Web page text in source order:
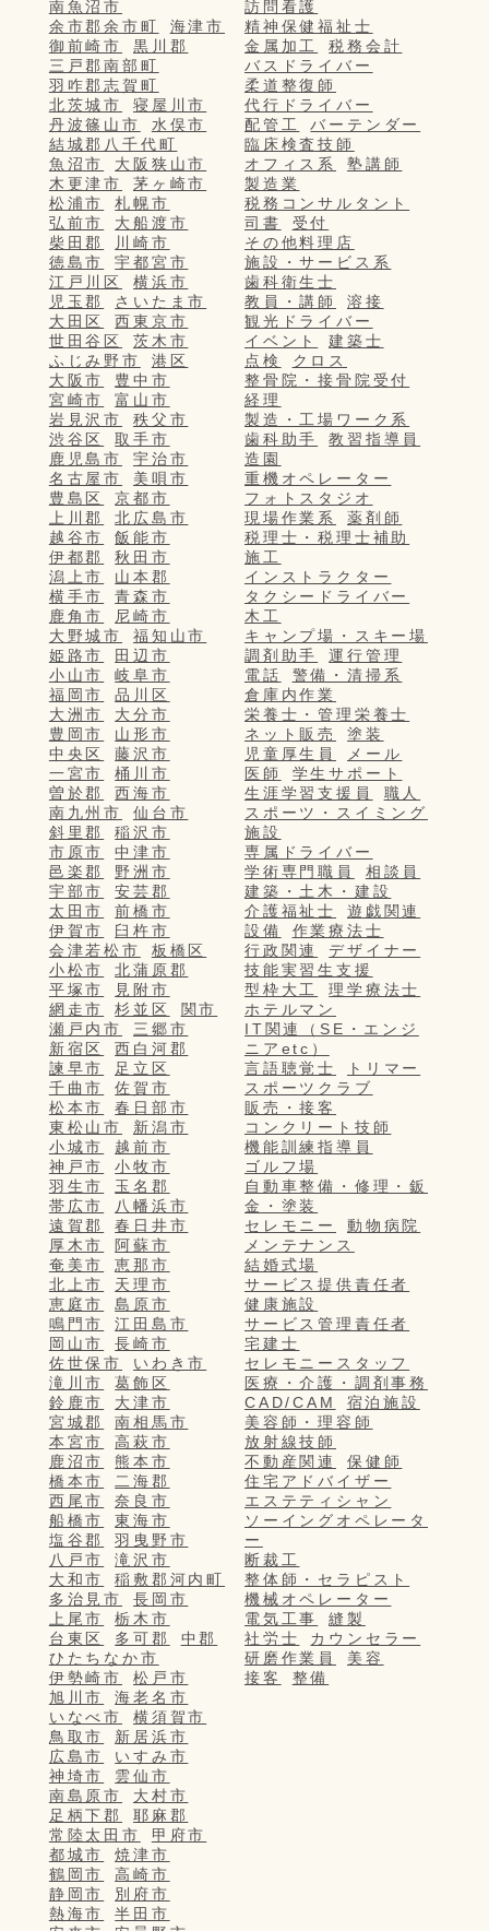
南魚沼市
余市郡余市町
海津市
御前崎市
黒川郡
三戸郡南部町
羽咋郡志賀町
北茨城市
寝屋川市
丹波篠山市
水俣市
結城郡八千代町
魚沼市
大阪狭山市
木更津市
茅ヶ崎市
松浦市
札幌市
弘前市
大船渡市
柴田郡
川崎市
徳島市
宇都宮市
江戸川区
横浜市
児玉郡
さいたま市
大田区
西東京市
世田谷区
茨木市
ふじみ野市
港区
大阪市
豊中市
宮崎市
富山市
岩見沢市
秩父市
渋谷区
取手市
鹿児島市
宇治市
名古屋市
美唄市
豊島区
京都市
上川郡
北広島市
越谷市
飯能市
伊都郡
秋田市
潟上市
山本郡
横手市
青森市
鹿角市
尼崎市
大野城市
福知山市
姫路市
田辺市
小山市
岐阜市
福岡市
品川区
大洲市
大分市
豊岡市
山形市
中央区
藤沢市
一宮市
桶川市
曽於郡
西海市
南九州市
仙台市
斜里郡
稲沢市
市原市
中津市
邑楽郡
野洲市
宇部市
安芸郡
太田市
前橋市
伊賀市
臼杵市
会津若松市
板橋区
小松市
北蒲原郡
平塚市
見附市
網走市
杉並区
関市
瀬戸内市
三郷市
新宿区
西白河郡
諫早市
足立区
千曲市
佐賀市
松本市
春日部市
東松山市
新潟市
小城市
越前市
神戸市
小牧市
羽生市
玉名郡
帯広市
八幡浜市
遠賀郡
春日井市
厚木市
阿蘇市
奄美市
恵那市
北上市
天理市
恵庭市
島原市
鳴門市
江田島市
岡山市
長崎市
佐世保市
いわき市
滝川市
葛飾区
鈴鹿市
大津市
宮城郡
南相馬市
本宮市
高萩市
鹿沼市
熊本市
橋本市
二海郡
西尾市
奈良市
船橋市
東海市
塩谷郡
羽曳野市
八戸市
滝沢市
大和市
稲敷郡河内町
多治見市
長岡市
上尾市
栃木市
台東区
多可郡
中郡
ひたちなか市
伊勢崎市
松戸市
旭川市
海老名市
いなべ市
横須賀市
鳥取市
新居浜市
広島市
いすみ市
神埼市
雲仙市
南島原市
大村市
足柄下郡
耶麻郡
常陸太田市
甲府市
都城市
焼津市
鶴岡市
高崎市
静岡市
別府市
熱海市
半田市
訪問看護
精神保健福祉士
金属加工
税務会計
バスドライバー
柔道整復師
代行ドライバー
配管工
バーテンダー
臨床検査技師
オフィス系
塾講師
製造業
税務コンサルタント
司書
受付
その他料理店
施設・サービス系
歯科衛生士
教員・講師
溶接
観光ドライバー
イベント
建築士
点検
クロス
整骨院・接骨院受付
経理
製造・工場ワーク系
歯科助手
教習指導員
造園
重機オペレーター
フォトスタジオ
現場作業系
薬剤師
税理士・税理士補助
施工
インストラクター
タクシードライバー
木工
キャンプ場・スキー場
調剤助手
運行管理
電話
警備・清掃系
倉庫内作業
栄養士・管理栄養士
ネット販売
塗装
児童厚生員
メール
医師
学生サポート
生涯学習支援員
職人
スポーツ・スイミング
施設
専属ドライバー
学術専門職員
相談員
建築・土木・建設
介護福祉士
遊戯関連
設備
作業療法士
行政関連
デザイナー
技能実習生支援
型枠大工
理学療法士
ホテルマン
IT関連（SE・エンジ
ニアetc）
言語聴覚士
トリマー
スポーツクラブ
販売・接客
コンクリート技師
機能訓練指導員
ゴルフ場
自動車整備・修理・鈑
金・塗装
セレモニー
動物病院
メンテナンス
結婚式場
サービス提供責任者
健康施設
サービス管理責任者
宅建士
セレモニースタッフ
医療・介護・調剤事務
CAD/CAM
宿泊施設
美容師・理容師
放射線技師
不動産関連
保健師
住宅アドバイザー
エステティシャン
ソーイングオペレータ
ー
断裁工
整体師・セラピスト
機械オペレーター
電気工事
縫製
社労士
カウンセラー
研磨作業員
美容
接客
整備